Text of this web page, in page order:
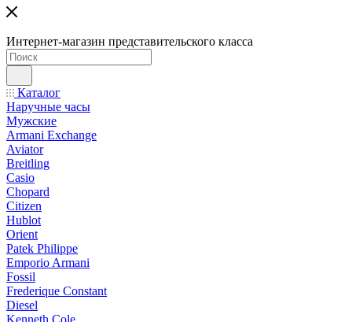
Интернет-магазин представительского класса
Каталог
Наручные часы
Мужские
Armani Exchange
Aviator
Breitling
Casio
Chopard
Citizen
Hublot
Orient
Patek Philippe
Emporio Armani
Fossil
Frederique Constant
Diesel
Kenneth Cole